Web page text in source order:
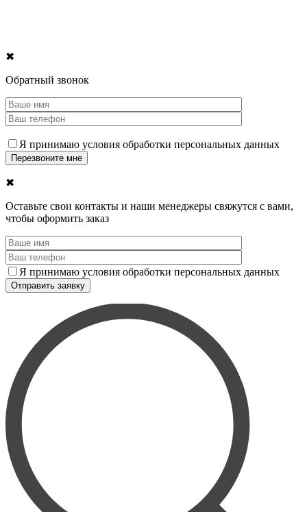
✖
Обратный звонок
Я принимаю условия обработки персональных данных
✖
Оставьте свои контакты и наши менеджеры свяжутся с вами,
чтобы оформить заказ
Я принимаю условия обработки персональных данных